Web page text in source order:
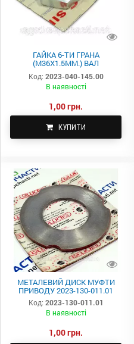
ГАЙКА 6-ТИ ГРАНА
(M36X1.5ММ.) ВАЛ
ГОЛОВНОГО РЕДУКТОРА
ПРЕС-ПІДБИРАЧІ SIPMA 2023-
040-145.00
Код: 2023-040-145.00
В наявності
1,00 грн.
КУПИТИ
МЕТАЛЕВИЙ ДИСК МУФТИ
ПРИВОДУ 2023-130-011.01
Код: 2023-130-011.01
В наявності
1,00 грн.